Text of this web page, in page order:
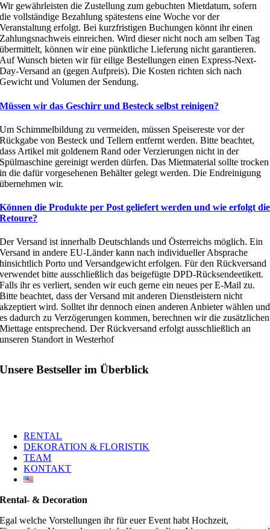
Wir gewährleisten die Zustellung zum gebuchten Mietdatum, sofern
die vollständige Bezahlung spätestens eine Woche vor der
Veranstaltung erfolgt. Bei kurzfristigen Buchungen könnt ihr einen
Zahlungsnachweis einreichen. Wird dieser nicht noch am selben Tag
übermittelt, können wir eine pünktliche Lieferung nicht garantieren.
Auf Wunsch bieten wir für eilige Bestellungen einen Express-Next-
Day-Versand an (gegen Aufpreis). Die Kosten richten sich nach
Gewicht und Volumen der Sendung.
Müssen wir das Geschirr und Besteck selbst reinigen?
Um Schimmelbildung zu vermeiden, müssen Speisereste vor der
Rückgabe von Besteck und Tellern entfernt werden. Bitte beachtet,
dass Artikel mit goldenem Rand oder Verzierungen nicht in der
Spülmaschine gereinigt werden dürfen. Das Mietmaterial sollte trocken
in die dafür vorgesehenen Behälter gelegt werden. Die Endreinigung
übernehmen wir.
Können die Produkte per Post geliefert werden und wie erfolgt die
Retoure?
Der Versand ist innerhalb Deutschlands und Österreichs möglich. Ein
Versand in andere EU-Länder kann nach individueller Absprache
hinsichtlich Porto und Versandgewicht erfolgen. Für den Rückversand
verwendet bitte ausschließlich das beigefügte DPD-Rücksendeetikett.
Falls ihr es verliert, senden wir euch gerne ein neues per E-Mail zu.
Bitte beachtet, dass der Versand mit anderen Dienstleistern nicht
akzeptiert wird. Solltet ihr dennoch einen anderen Anbieter wählen und
es dadurch zu Verzögerungen kommen, berechnen wir die zusätzlichen
Miettage entsprechend. Der Rückversand erfolgt ausschließlich an
unseren Standort in Westerhof
Unsere Bestseller im Überblick
RENTAL
DEKORATION & FLORISTIK
TEAM
KONTAKT
Rental- & Decoration
Egal welche Vorstellungen ihr für euer Event habt Hochzeit,